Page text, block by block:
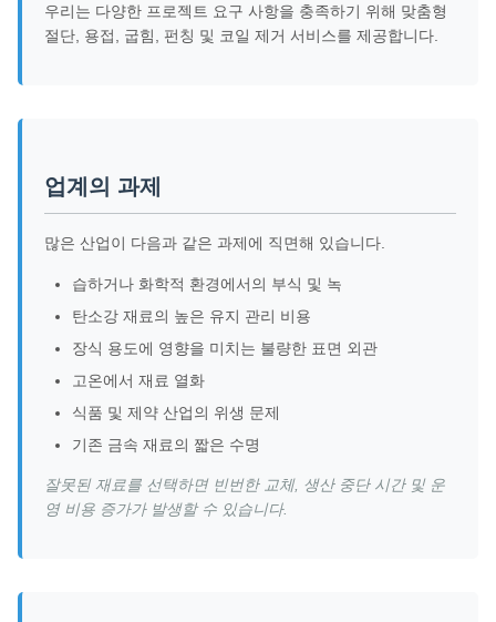
우리는 다양한 프로젝트 요구 사항을 충족하기 위해 맞춤형
절단, 용접, 굽힘, 펀칭 및 코일 제거 서비스를 제공합니다.
업계의 과제
많은 산업이 다음과 같은 과제에 직면해 있습니다.
습하거나 화학적 환경에서의 부식 및 녹
탄소강 재료의 높은 유지 관리 비용
장식 용도에 영향을 미치는 불량한 표면 외관
고온에서 재료 열화
식품 및 제약 산업의 위생 문제
기존 금속 재료의 짧은 수명
잘못된 재료를 선택하면 빈번한 교체, 생산 중단 시간 및 운
영 비용 증가가 발생할 수 있습니다.